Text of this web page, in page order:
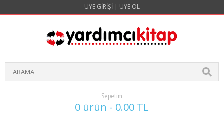
ÜYE GIRIŞI | ÜYE OL
Sepetim
0 ürün - 0.00 TL